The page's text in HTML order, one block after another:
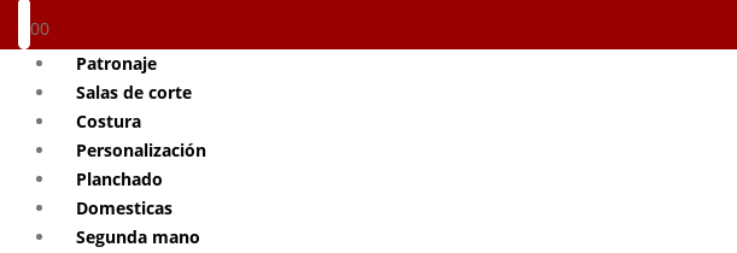
00
Patronaje
Salas de corte
Costura
Personalización
Planchado
Domesticas
Segunda mano